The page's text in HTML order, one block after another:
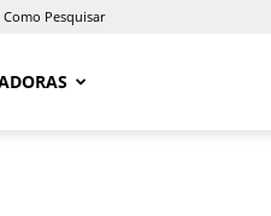
Como Pesquisar